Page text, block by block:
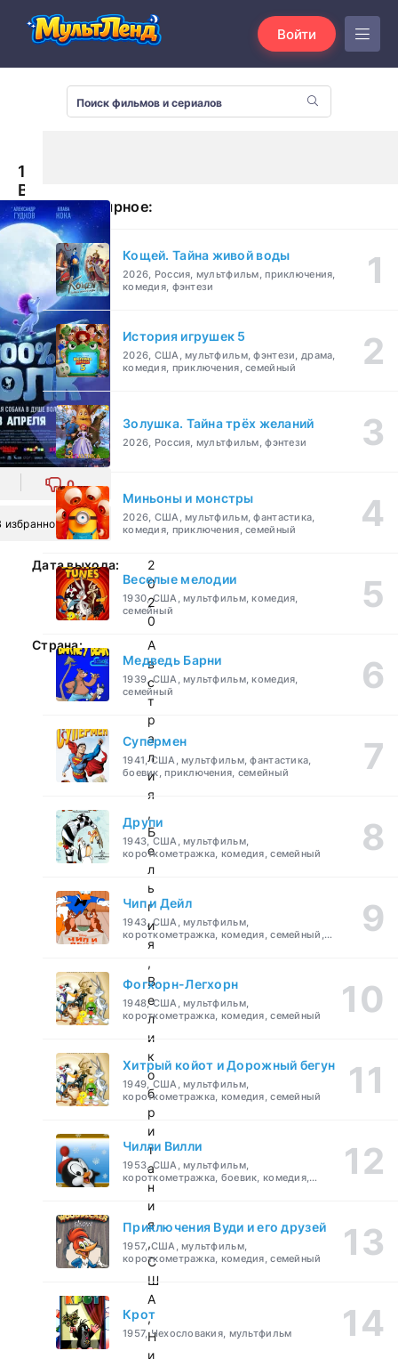
Войти
100%
Волк
(2020)
0
избранное
Дата выхода:
2
0
2
0
Страна:
А
в
с
т
р
а
л
и
я
,
Б
е
л
ь
г
и
я
,
В
е
л
и
к
о
б
р
и
т
а
н
и
я
,
С
Ш
А
,
Н
и
Популярное:
Кощей. Тайна живой воды
2026, Россия, мультфильм, приключения,
комедия, фэнтези
История игрушек 5
2026, США, мультфильм, фэнтези, драма,
комедия, приключения, семейный
Золушка. Тайна трёх желаний
2026, Россия, мультфильм, фэнтези
Миньоны и монстры
2026, США, мультфильм, фантастика,
комедия, приключения, семейный
Веселые мелодии
1930, США, мультфильм, комедия,
семейный
Медведь Барни
1939, США, мультфильм, комедия,
семейный
Супермен
1941, США, мультфильм, фантастика,
боевик, приключения, семейный
Друпи
1943, США, мультфильм,
короткометражка, комедия, семейный
Чип и Дейл
1943, США, мультфильм,
короткометражка, комедия, семейный,
детский
Фогхорн-Легхорн
1948, США, мультфильм,
короткометражка, комедия, семейный
Хитрый койот и Дорожный бегун
1949, США, мультфильм,
короткометражка, комедия, семейный
Чилли Вилли
1953, США, мультфильм,
короткометражка, боевик, комедия,
приключения, семейный
Приключения Вуди и его друзей
1957, США, мультфильм,
короткометражка, комедия, семейный
Крот
1957, Чехословакия, мультфильм